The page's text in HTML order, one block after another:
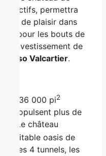
permettra
de plaisir dans
pour les bouts de
un investissement de
Valcartier.
de 36 000 pi2
propulsent plus de
! Le château
véritable oasis de
ses 4 tunnels, les